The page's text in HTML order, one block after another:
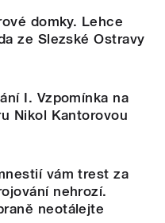
domky. Lehce
ze Slezské Ostravy
I. Vzpomínka na
Nikol Kantorovou
vám trest za
nehrozí.
neotálejte